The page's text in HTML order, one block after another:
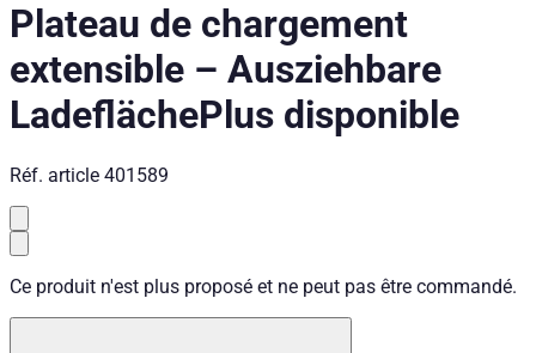
Plateau de chargement
extensible – Ausziehbare
LadeflächePlus disponible
Réf. article 401589
Ce produit n'est plus proposé et ne peut pas être commandé.